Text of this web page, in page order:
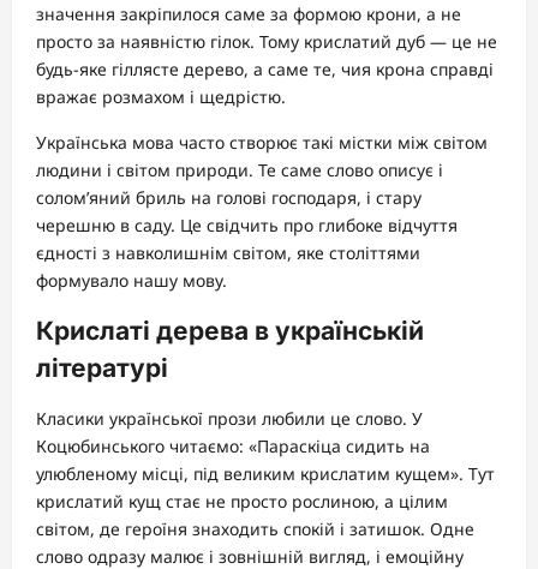
значення закріпилося саме за формою крони, а не
просто за наявністю гілок. Тому крислатий дуб — це не
будь-яке гіллясте дерево, а саме те, чия крона справді
вражає розмахом і щедрістю.
Українська мова часто створює такі містки між світом
людини і світом природи. Те саме слово описує і
солом’яний бриль на голові господаря, і стару
черешню в саду. Це свідчить про глибоке відчуття
єдності з навколишнім світом, яке століттями
формувало нашу мову.
Крислаті дерева в українській
літературі
Класики української прози любили це слово. У
Коцюбинського читаємо: «Параскіца сидить на
улюбленому місці, під великим крислатим кущем». Тут
крислатий кущ стає не просто рослиною, а цілим
світом, де героїня знаходить спокій і затишок. Одне
слово одразу малює і зовнішній вигляд, і емоційну